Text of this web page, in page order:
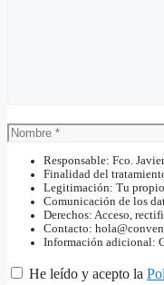
Nombre
Responsable: Fco.
Finalidad del
Legitimación: Tu
Comunicación de los
Derechos: Acceso,
Contacto:
Información adicional:
He leído y acepto la